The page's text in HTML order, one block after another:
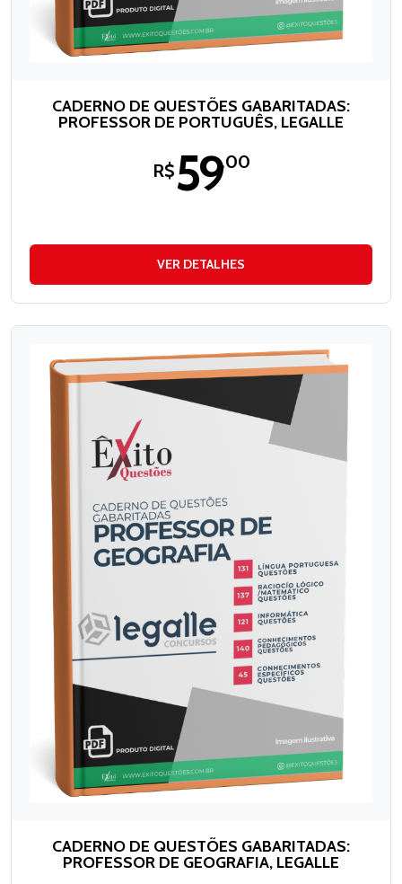
CADERNO DE QUESTÕES GABARITADAS:
PROFESSOR DE PORTUGUÊS, LEGALLE
R$59,00
VER DETALHES
CADERNO DE QUESTÕES GABARITADAS:
PROFESSOR DE GEOGRAFIA, LEGALLE